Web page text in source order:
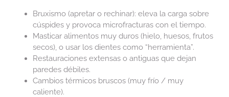
Bruxismo (apretar o rechinar): eleva la carga sobre
cúspides y provoca microfracturas con el tiempo.
Masticar alimentos muy duros (hielo, huesos, frutos
secos), o usar los dientes como “herramienta”.
Restauraciones extensas o antiguas que dejan
paredes débiles.
Cambios térmicos bruscos (muy frío / muy
caliente).